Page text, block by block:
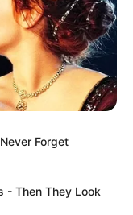
L’OPERA 09-
Forget
- Then They Look